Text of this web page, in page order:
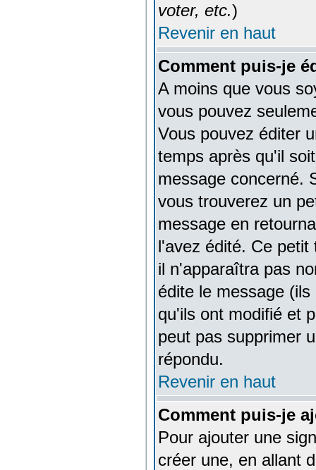
voter, etc.)
Revenir en haut
Comment puis-je
A moins que vous
vous pouvez
Vous pouvez éditer
temps après qu'il
message concerné.
vous trouverez un
message en
l'avez édité. Ce
il n'apparaîtra pas
édite le message
qu'ils ont modifié et
peut pas supprimer
répondu.
Revenir en haut
Comment puis-je
Pour ajouter une
créer une, en allant